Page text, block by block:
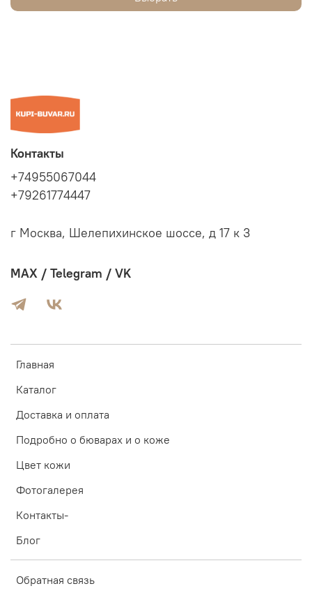
Главная
Каталог
Доставка и оплата
Подробно о бюварах и о коже
Цвет кожи
Фотогалерея
Контакты-
Блог
Обратная связь
Контакты
+74955067044
+79261774447
г Москва, Шелепихинское шоссе, д 17 к 3
MAX / Telegram / VK